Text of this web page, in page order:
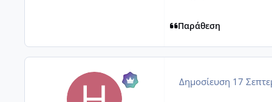
Παράθεση
Δημοσίευση 17